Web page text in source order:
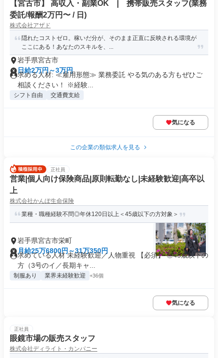
【宮古市】 高収入・副業OK | 携帯販売スタッフ(業務
委託/報酬2万円〜 / 日)
株式会社アザド
隠れたコストゼロ。稼いだ分が、そのまま正直に反映される環境が
ここにある！あなたのスキルを、...
岩手県宮古市
日給2万円～3万円
求める人材: ≪雇用形態≫ 業務委託 やる気のある方もぜひご
相談ください！ ※経験...
シフト自由 交通費支給
気になる
この企業の類似求人を見る
正社員
営業|個人向け保険商品|原則転勤なし|未経験歓迎|高卒以
上
株式会社かんぽ生命保険
業種・職種経験不問◎年休120日以上＜45歳以下の方対象＞
岩手県宮古市栄町
月給25万6800円～31万350円
求めている人材 未経験歓迎／人物重視 【必須】 ◎45歳以下の
方（3号のイ／長期キャ...
制服あり 業界未経験歓迎 +36個
気になる
正社員
眼鏡市場の販売スタッフ
株式会社ディライト・カンパニー